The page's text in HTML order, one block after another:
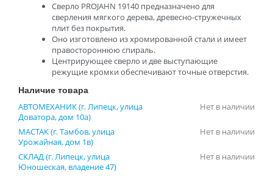
Сверло PROJAHN 19140 предназначено для
сверления мягкого дерева, древесно-стружечных
плит без покрытия.
Оно изготовлено из хромированной стали и имеет
правостороннюю спираль.
Центрирующее сверло и две выступающие
режущие кромки обеспечивают точные отверстия.
Наличие товара
АВТОМЕХАНИК (г. Липецк, улица
Доватора, дом 10а)
Нет в наличии
МАСТАК (г. Тамбов, улица
Урожайная, дом 1в)
Нет в наличии
СКЛАД (г. Липецк, улица
Юношеская, владение 47)
Нет в наличии